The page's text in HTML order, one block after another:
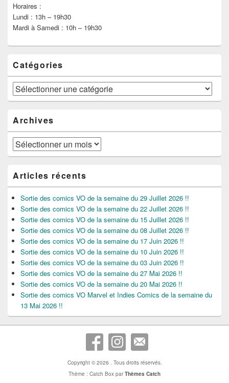
Horaires :
Lundi : 13h – 19h30
Mardi à Samedi : 10h – 19h30
Catégories
Catégories
Archives
Archives
Articles récents
Sortie des comics VO de la semaine du 29 Juillet 2026 !!
Sortie des comics VO de la semaine du 22 Juillet 2026 !!
Sortie des comics VO de la semaine du 15 Juillet 2026 !!
Sortie des comics VO de la semaine du 08 Juillet 2026 !!
Sortie des comics VO de la semaine du 17 Juin 2026 !!
Sortie des comics VO de la semaine du 10 Juin 2026 !!
Sortie des comics VO de la semaine du 03 Juin 2026 !!
Sortie des comics VO de la semaine du 27 Mai 2026 !!
Sortie des comics VO de la semaine du 20 Mai 2026 !!
Sortie des comics VO Marvel et Indies Comics de la semaine du
13 Mai 2026 !!
Copyright © 2026 . Tous droits réservés.
Thème : Catch Box parThèmes Catch